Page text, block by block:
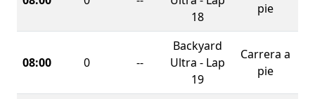
18
pie
08:00 0 --
Backyard
Ultra - Lap
19
Carrera a
pie